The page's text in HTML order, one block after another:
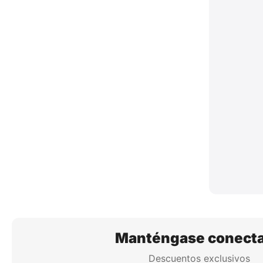
Manténgase
Descuentos exclusivos